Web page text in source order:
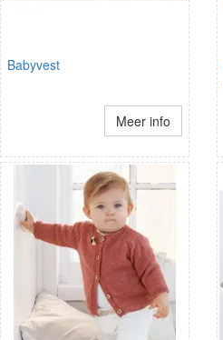
Babyvest
Meer info